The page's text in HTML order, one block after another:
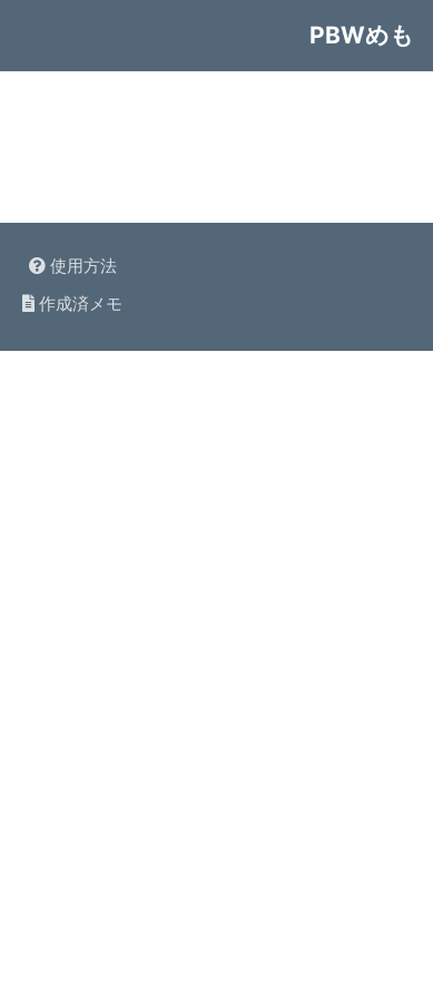
PBWめも
使用方法
作成済メモ